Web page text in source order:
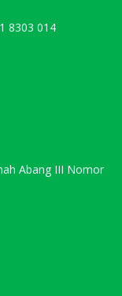
8303 014
Abang III Nomor